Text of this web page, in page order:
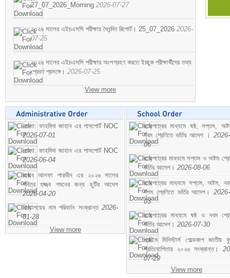
27_07_2026_Morning 2026-07-27
২০২৬ সালের এইচএসসি পরীক্ষার দৈনন্দিন রিপোর্ট। 25_07_2026 2026-
07-25
২০২৬ সালের এইচএসসি পরীক্ষার অংশগ্রহণ করতে ইচ্ছুক পরীক্ষার্থীদের তথ্য
প্রেরণ প্রসঙ্গে। 2026-07-25
View more
মোসা: ফাহমিদা জাহান এর পাসপোর্ট NOC
2026-07-01
মোসা: ফাহমিদা জাহান এর পাসপোর্ট NOC
2026-06-04
জনাব আলফা পারভীন এর ২০২৬ সালের
পবিত্র হজ্জ্ব গমনের জন্য ছুটির আদেশ
2026-04-20
বিদ্যালয়ের নাম পরিবর্তন সংক্রান্ত 2026-
01-28
View more
ছাড়পত্রের মাধ্যমে ষষ্ঠ, সপ্তম,
নবম শ্রেণিতে ভর্তির আদেশ ।
06
ছাড়পত্রের মাধ্যমে সপ্তম ও অষ্টম
ভর্তির আদেশ। 2026-08-06
ছাড়পত্রের মাধ্যমে সপ্তম, অষ্টম,
দশম শ্রেণিতে ভর্তির আদেশ।
03
ছাড়পত্রের মাধ্যমে ষষ্ঠ ও নবম
ভর্তির আদেশ। 2026-07-30
প্রাইম মিনিস্টার্স গোল্ডকাপ জাতীয়
প্রতিযোগিতায় ২০২৬ সংক্রান্ত।
07-29
View more